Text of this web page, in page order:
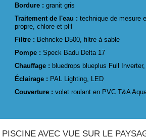
Bordure : granit gris
Traitement de l'eau : technique de mesure
propre, chlore et pH
Filtre : Behncke D500, filtre à sable
Pompe :Speck Badu Delta 17
Chauffage : bluedrops blueplus Full
Éclairage : PAL Lighting, LED
Couverture :volet roulant en PVC T&A
PISCINE AVEC VUE SUR LE